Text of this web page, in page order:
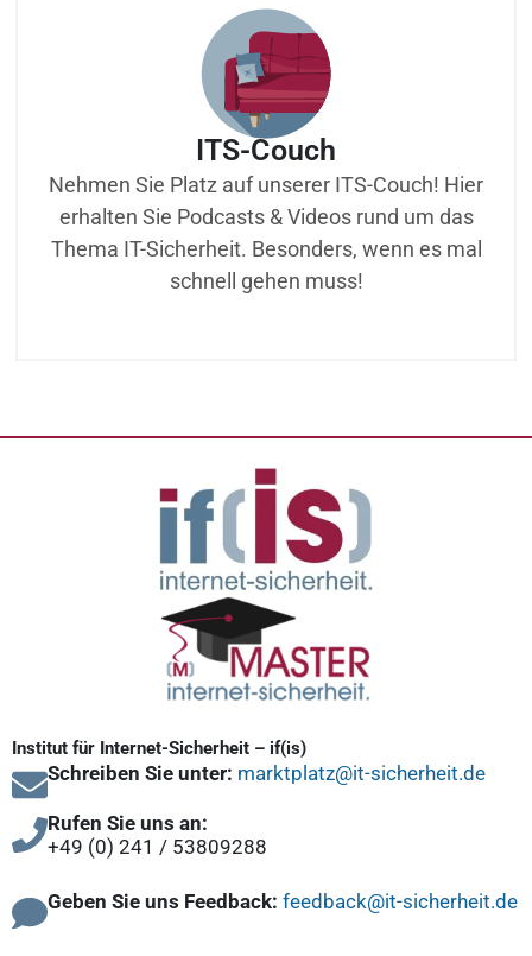
ITS-Couch
Nehmen Sie Platz auf unserer ITS-Couch! Hier
erhalten Sie Podcasts & Videos rund um das
Thema IT-Sicherheit. Besonders, wenn es mal
schnell gehen muss!
Institut für Internet-Sicherheit – if(is)
Schreiben Sie unter: marktplatz@it-sicherheit.de
Rufen Sie uns an:
+49 (0) 241 / 53809288
Geben Sie uns Feedback: feedback@it-sicherheit.de